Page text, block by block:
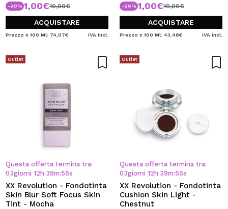
-90% 1,00€10,00€
ACQUISTARE
Prezzo x 100 Ml: 74,07€ IVA Incl.
-90% 1,00€10,00€
ACQUISTARE
Prezzo x 100 Ml: 43,48€ IVA Incl.
Outlet
Questa offerta termina tra:
03giorni 12 h:39m:55s
XX Revolution - Fondotinta
Skin Blur Soft Focus Skin
Tint - Mocha
Outlet
Questa offerta termina tra:
03giorni 12 h:39m:55s
XX Revolution - Fondotinta
Cushion Skin Light -
Chestnut